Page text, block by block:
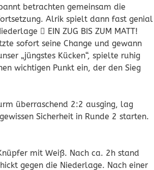
betrachten gemeinsam die
Alrik spielt dann fast genial
 EIN ZUG BIS ZUM MATT!
sofort seine Change und gewann
„jüngstes Kücken“, spielte ruhig
wichtigen Punkt ein, der den Sieg
überraschend 2:2 ausging, lag
Sicherheit in Runde 2 starten.
mit Weiß. Nach ca. 2h stand
gegen die Niederlage. Nach einer